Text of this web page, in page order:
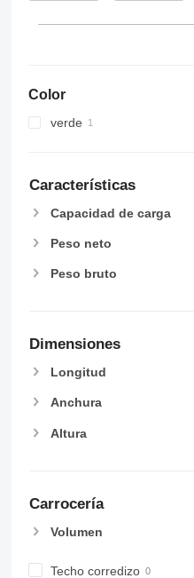
Color
verde
Características
Capacidad de carga
Peso neto
Peso bruto
Dimensiones
Longitud
Anchura
Altura
Carrocería
Volumen
Techo corredizo